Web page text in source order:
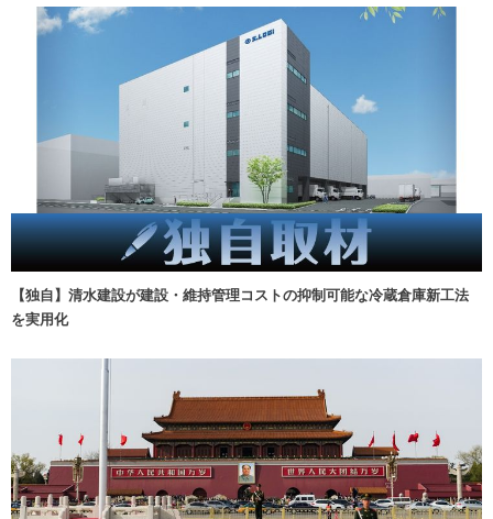
【独自】清水建設が建設・維持管理コストの抑制可能な冷蔵倉庫新工法
を実用化